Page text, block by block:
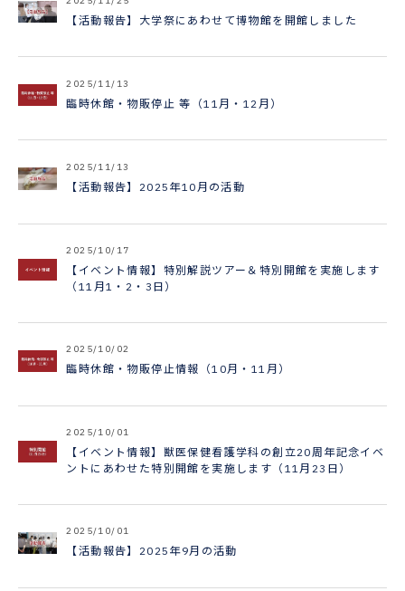
【活動報告】大学祭にあわせて博物館を開館しました
2025/11/13
臨時休館・物販停止 等（11月・12月）
2025/11/13
【活動報告】2025年10月の活動
2025/10/17
【イベント情報】特別解説ツアー＆特別開館を実施します
（11月1・2・3日）
2025/10/02
臨時休館・物販停止情報（10月・11月）
2025/10/01
【イベント情報】獣医保健看護学科の創立20周年記念イベ
ントにあわせた特別開館を実施します（11月23日）
2025/10/01
【活動報告】2025年9月の活動